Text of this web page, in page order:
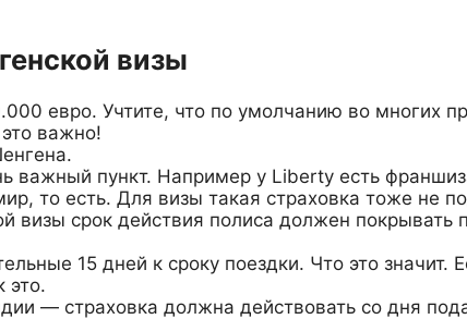
визы
евро. Учтите, что по умолчанию во многих
важно!
пункт. Например у Liberty есть
то есть. Для визы такая страховка тоже не
визы срок действия полиса должен
15 дней к сроку поездки. Что это значит.
это.
— страховка должна действовать со дня